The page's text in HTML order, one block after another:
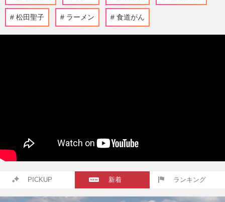
松田聖子 ラーメン 食道がん
PICKUP 新着 ランキング